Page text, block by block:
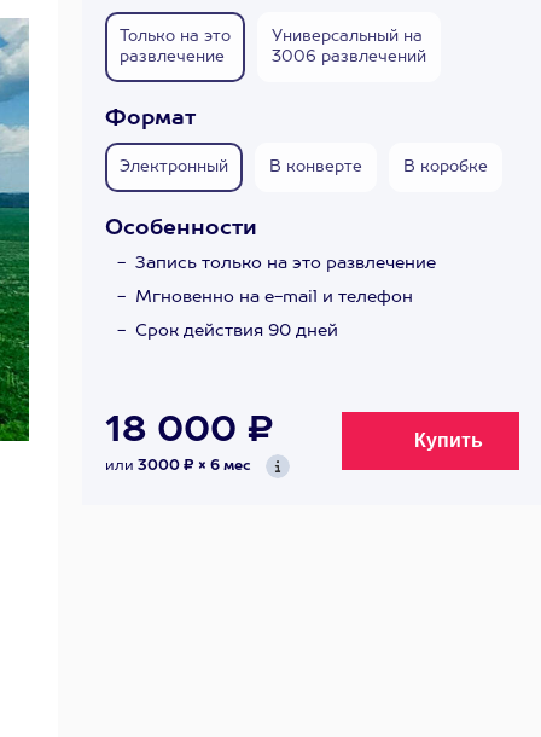
Только на это
развлечение
Универсальный на
3006 развлечений
Формат
Электронный В конверте В коробке
Особенности
Запись только на это развлечение
Мгновенно на e-mail и телефон
Срок действия 90 дней
18 000 ₽
или 3000 ₽ × 6 мес